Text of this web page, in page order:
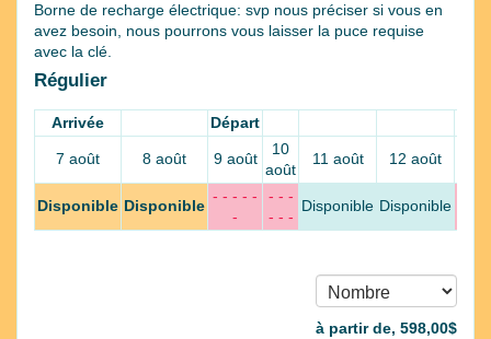
Borne de recharge électrique: svp nous préciser si vous en
avez besoin, nous pourrons vous laisser la puce requise
avec la clé.
Régulier
Arrivée Départ
7 août 8 août 9 août
10
août
11 août 12 août
Disponible Disponible
- - - - -
-
- - -
- - -
Disponible Disponible
à partir de‚ 598,00$